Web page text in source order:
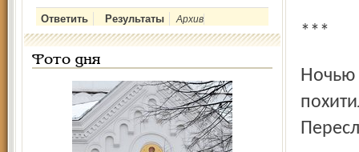
Архив
Фото дня
***
Ночью 20 марта, угрожая охраннику ножом, двое парней